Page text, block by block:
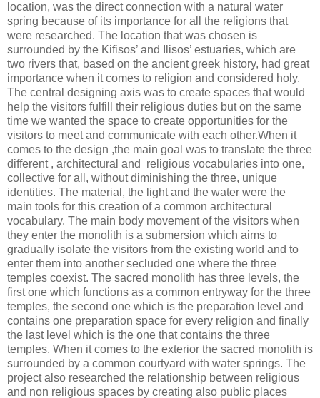
location, was the direct connection with a natural water
spring because of its importance for all the religions that
were researched. The location that was chosen is
surrounded by the Kifisos’ and Ilisos’ estuaries, which are
two rivers that, based on the ancient greek history, had great
importance when it comes to religion and considered holy.
The central designing axis was to create spaces that would
help the visitors fulfill their religious duties but on the same
time we wanted the space to create opportunities for the
visitors to meet and communicate with each other.When it
comes to the design ,the main goal was to translate the three
different , architectural and
religious vocabularies into one,
collective for all, without diminishing the three, unique
identities. The material, the light and the water were the
main tools for this creation of a common architectural
vocabulary. The main body movement of the visitors when
they enter the monolith is a submersion which aims to
gradually isolate the visitors from the existing world and to
enter them into another secluded one where the three
temples coexist. The sacred monolith has three levels, the
first one which functions as a common entryway for the three
temples, the second one which is the preparation level and
contains one preparation space for every religion and finally
the last level which is the one that contains the three
temples. When it comes to the exterior the sacred monolith is
surrounded by a common courtyard with water springs. The
project also researched the relationship between religious
and non religious spaces by creating also public places